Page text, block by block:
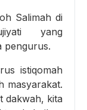
Salimah di
yang
pengurus.
istiqomah
masyarakat.
dakwah, kita